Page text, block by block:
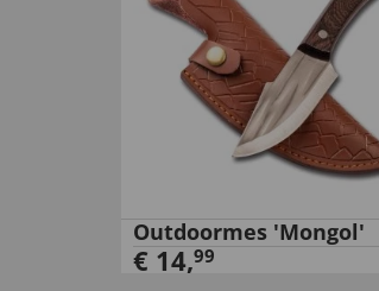
Outdoormes 'Mongol'
€ 14,99